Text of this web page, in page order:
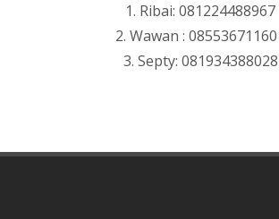
1. Ribai: 081224488967
2. Wawan :
3. Septy: 081934388028